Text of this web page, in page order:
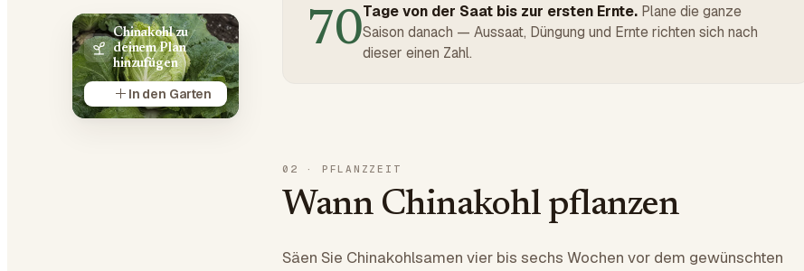
Chinakohl zu
deinem Plan
hinzufügen
In den Garten
70Tage von der Saat bis zur ersten Ernte. Plane die ganze
Saison danach — Aussaat, Düngung und Ernte richten sich nach
dieser einen Zahl.
02 · PFLANZZEIT
Wann Chinakohl pflanzen
Säen Sie Chinakohlsamen vier bis sechs Wochen vor dem gewünschten